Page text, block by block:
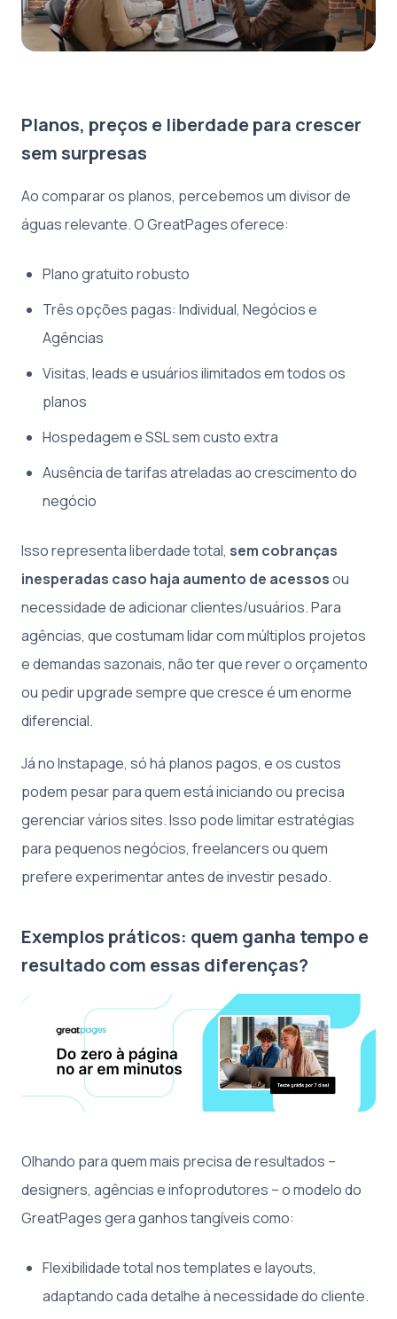
Planos, preços e liberdade para crescer
sem surpresas
Ao comparar os planos, percebemos um divisor de
águas relevante. O GreatPages oferece:
Plano gratuito robusto
Três opções pagas: Individual, Negócios e
Agências
Visitas, leads e usuários ilimitados em todos os
planos
Hospedagem e SSL sem custo extra
Ausência de tarifas atreladas ao crescimento do
negócio
Isso representa liberdade total, sem cobranças
inesperadas caso haja aumento de acessosou
necessidade de adicionar clientes/usuários. Para
agências, que costumam lidar com múltiplos projetos
e demandas sazonais, não ter que rever o orçamento
ou pedir upgrade sempre que cresce é um enorme
diferencial.
Já no Instapage, só há planos pagos, e os custos
podem pesar para quem está iniciando ou precisa
gerenciar vários sites. Isso pode limitar estratégias
para pequenos negócios, freelancers ou quem
prefere experimentar antes de investir pesado.
Exemplos práticos: quem ganha tempo e
resultado com essas diferenças?
Olhando para quem mais precisa de resultados –
designers, agências e infoprodutores – o modelo do
GreatPages gera ganhos tangíveis como:
Flexibilidade total nos templates e layouts,
adaptando cada detalhe à necessidade do cliente.